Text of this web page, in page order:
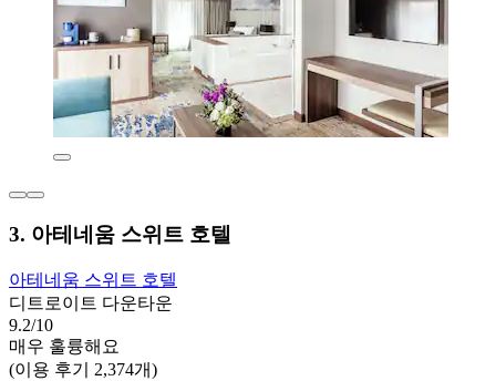
3. 아테네움 스위트 호텔
아테네움 스위트 호텔
디트로이트 다운타운
9.2/10
매우 훌륭해요
(이용 후기 2,374개)